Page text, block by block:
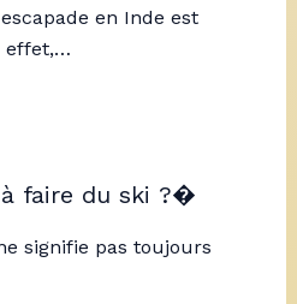
en Inde est
effet,…
faire du ski ?�
signifie pas toujours